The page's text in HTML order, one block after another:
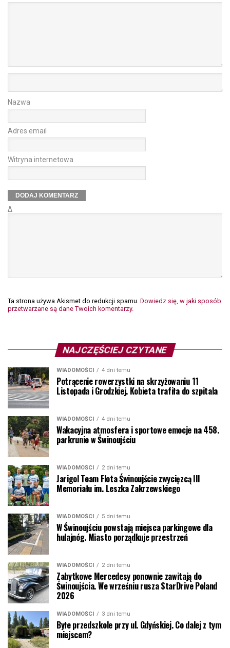
Nazwa
Adres email
Witryna internetowa
Δ
Ta strona używa Akismet do redukcji spamu. Dowiedz się, w jaki sposób
przetwarzane są dane Twoich komentarzy.
NAJCZĘŚCIEJ CZYTANE
WIADOMOŚCI 4 dni temu
Potrącenie rowerzystki na skrzyżowaniu 11
Listopada i Grodzkiej. Kobieta trafiła do szpitala
WIADOMOŚCI 4 dni temu
Wakacyjna atmosfera i sportowe emocje na 458.
parkrunie w Świnoujściu
WIADOMOŚCI 2 dni temu
Jarigol Team Flota Świnoujście zwycięzcą III
Memoriału im. Leszka Zakrzewskiego
WIADOMOŚCI 5 dni temu
W Świnoujściu powstają miejsca parkingowe dla
hulajnóg. Miasto porządkuje przestrzeń
WIADOMOŚCI 2 dni temu
Zabytkowe Mercedesy ponownie zawitają do
Świnoujścia. We wrześniu rusza StarDrive Poland
2026
WIADOMOŚCI 3 dni temu
Byłe przedszkole przy ul. Gdyńskiej. Co dalej z tym
miejscem?